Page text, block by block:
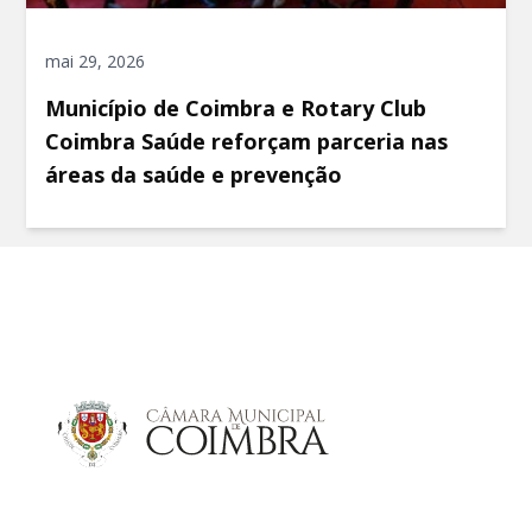
mai 29, 2026
Município de Coimbra e Rotary Club
Coimbra Saúde reforçam parceria nas
áreas da saúde e prevenção